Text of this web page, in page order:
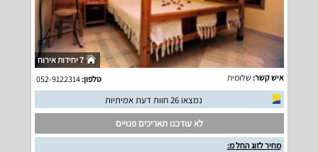
7 יחידות אירוח
איש קשר: שלומית טלפון:052-9122314
נמצאו 26 חוות דעת אמיתיות
לא עודכנו תאריכים פנויים
מחיר לזוג החל מ: